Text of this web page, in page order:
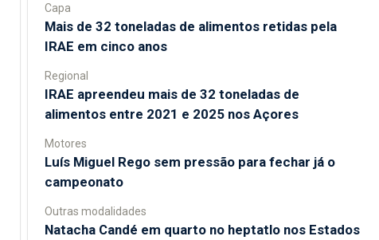
Capa
Mais de 32 toneladas de alimentos retidas pela
IRAE em cinco anos
Regional
IRAE apreendeu mais de 32 toneladas de
alimentos entre 2021 e 2025 nos Açores
Motores
Luís Miguel Rego sem pressão para fechar já o
campeonato
Outras modalidades
Natacha Candé em quarto no heptatlo nos Estados